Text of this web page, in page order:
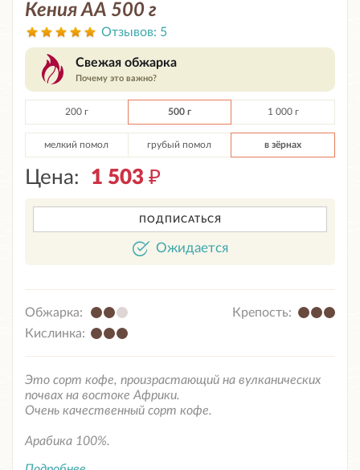
Кения АА 500 г
Отзывов: 5
Свежая обжарка
Почему это важно?
200 г 500 г 1 000 г
мелкий помол грубый помол в зёрнах
Цена: 1 503 ₽
ПОДПИСАТЬСЯ
Ожидается
Обжарка:
Крепость:
Кислинка:
Это сорт кофе, произрастающий на вулканических
почвах на востоке Африки.
Очень качественный сорт кофе.
Арабика 100%.